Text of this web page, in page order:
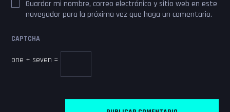
Guardar mi nombre, correo electrónico y sitio web en este
navegador para la próxima vez que haga un comentario.
CAPTCHA
one + seven =